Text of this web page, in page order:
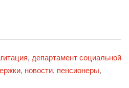
, департамент социальной
, новости, пенсионеры,